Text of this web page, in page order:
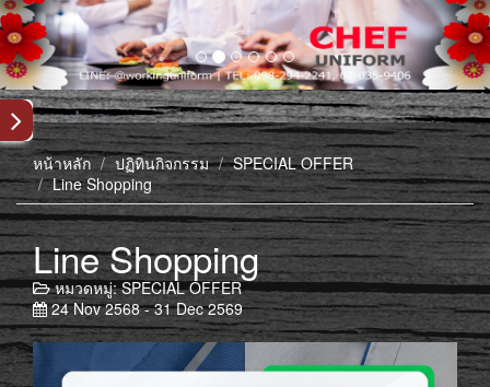
หน้าหลัก ปฏิทินกิจกรรม
SPECIAL OFFER
Line Shopping
Line Shopping
หมวดหมู่:SPECIAL OFFER
24 Nov 2568 - 31 Dec 2569